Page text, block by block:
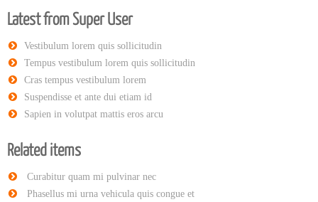
Latest from Super User
Vestibulum lorem quis sollicitudin
Tempus vestibulum lorem quis sollicitudin
Cras tempus vestibulum lorem
Suspendisse et ante dui etiam id
Sapien in volutpat mattis eros arcu
Related items
Curabitur quam mi pulvinar nec
Phasellus mi urna vehicula quis congue et